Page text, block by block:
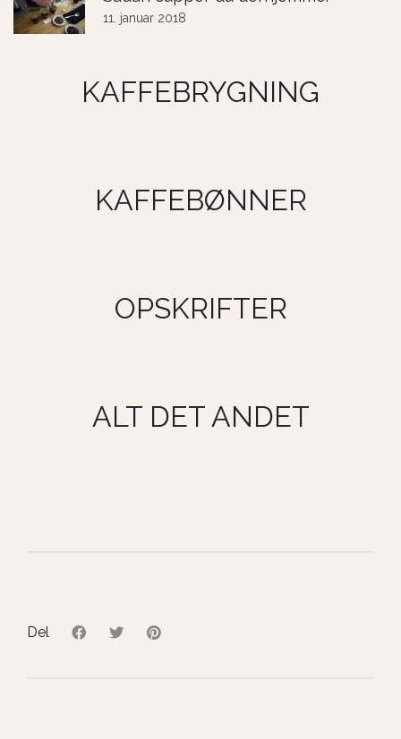
11. januar 2018
KAFFEBRYGNING
KAFFEBØNNER
OPSKRIFTER
ALT DET ANDET
Del